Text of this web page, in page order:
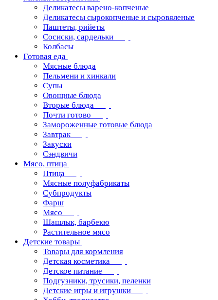
Деликатесы варено-копченые
Деликатесы сырокопченые и сыровяленые
Паштеты, рийеты
Сосиски, сардельки
Колбасы
Готовая еда
Мясные блюда
Пельмени и хинкали
Супы
Овощные блюда
Вторые блюда
Почти готово
Замороженные готовые блюда
Завтрак
Закуски
Сэндвичи
Мясо, птица
Птица
Мясные полуфабрикаты
Субпродукты
Фарш
Мясо
Шашлык, барбекю
Растительное мясо
Детские товары
Товары для кормления
Детская косметика
Детское питание
Подгузники, трусики, пеленки
Детские игры и игрушки